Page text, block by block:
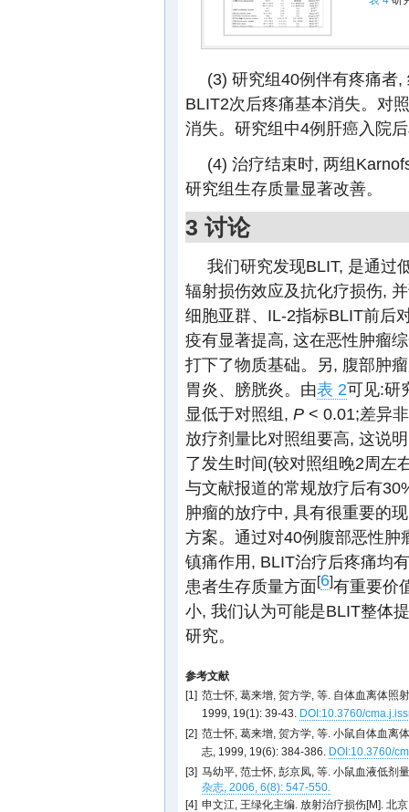
(3) 研究组40例伴有疼痛者
BLIT2次后疼痛基本消失。对
消失。研究组中4例肝癌入院
(4) 治疗结束时, 两组
研究组生存质量显著改善。
3 讨论
我们研究发现BLIT, 是通过
辐射损伤效应及抗化疗损伤,
细胞亚群、IL-2指标BLIT前后
疫有显著提高, 这在恶性肿瘤
打下了物质基础。另, 腹部肿
胃炎、膀胱炎。由表 2可见:研
显低于对照组, P < 0.01;差异
放疗剂量比对照组要高, 这说
了发生时间(较对照组晚2周左
与文献报道的常规放疗后有
肿瘤的放疗中, 具有很重要的
方案。通过对40例腹部恶性
镇痛作用, BLIT治疗后疼痛均
患者生存质量方面[6]有重要价
小, 我们认为可能是BLIT整体
研究。
参考文献
[1] 范士怀, 葛来增, 贺方学, 等. 自体血离体照
1999, 19(1): 39-43. DOI:10.3760/
[2] 范士怀, 葛来增, 贺方学, 等. 小鼠自体血离
志, 1999, 19(6): 384-386. DOI:10.3760/
[3] 马幼平, 范士怀, 彭京凤, 等. 小鼠血液低剂
杂志, 2006, 6(8): 547-550.
[4] 申文江, 王绿化主编. 放射治疗损伤[M]. 北